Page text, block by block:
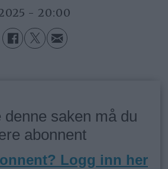
- 20:00
denne saken må du
abonnent
Logg inn her